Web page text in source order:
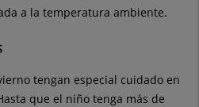
a la temperatura ambiente.
tengan especial cuidado en
que el niño tenga más de